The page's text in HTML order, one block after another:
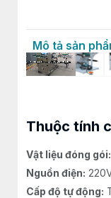
Mô tả sản
Thuộc tính
Vật liệu đóng gói:
Nguồn điện:
Cấp độ tự động: